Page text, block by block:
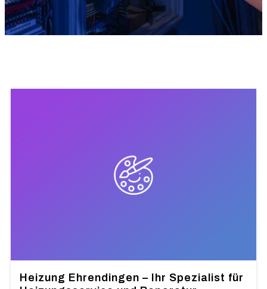
Heizung Ehrendingen – Ihr Spezialist für